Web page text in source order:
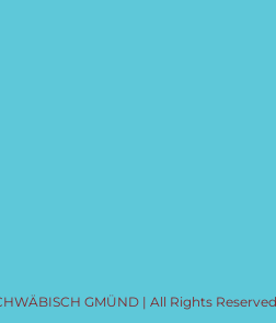
GMÜND | All Rights